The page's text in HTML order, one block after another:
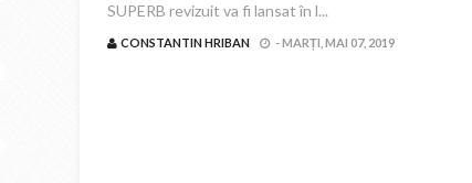
SUPERB revizuit va fi lansat în l...
CONSTANTIN HRIBAN -MARȚI, MAI 07, 2019